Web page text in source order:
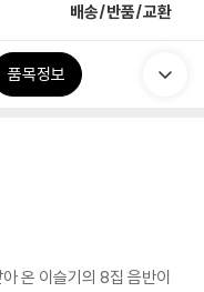
배송/반품/교환
품목정보
온 이슬기의 8집 음반이